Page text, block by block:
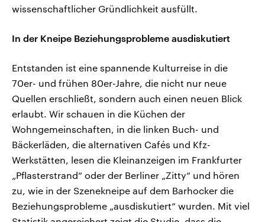
wissenschaftlicher Gründlichkeit ausfüllt.
In der Kneipe Beziehungsprobleme ausdiskutiert
Entstanden ist eine spannende Kulturreise in die
70er- und frühen 80er-Jahre, die nicht nur neue
Quellen erschließt, sondern auch einen neuen Blick
erlaubt. Wir schauen in die Küchen der
Wohngemeinschaften, in die linken Buch- und
Bäckerläden, die alternativen Cafés und Kfz-
Werkstätten, lesen die Kleinanzeigen im Frankfurter
„Pflasterstrand“ oder der Berliner „Zitty“ und hören
zu, wie in der Szenekneipe auf dem Barhocker die
Beziehungsprobleme „ausdiskutiert“ wurden. Mit viel